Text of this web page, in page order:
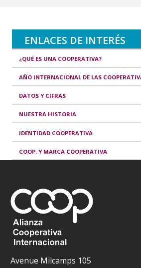
ENLACES DE INTERÉS
¿QUÉ ES UNA COOPERATIVA?
AÑO INTERNACIONAL DE LAS
DATOS Y CIFRAS
NUESTRA HISTORIA
IDENTIDAD COOPERATIVA
COOP. Y MARCA COOPERATIVA
Avenue Milcamps 105